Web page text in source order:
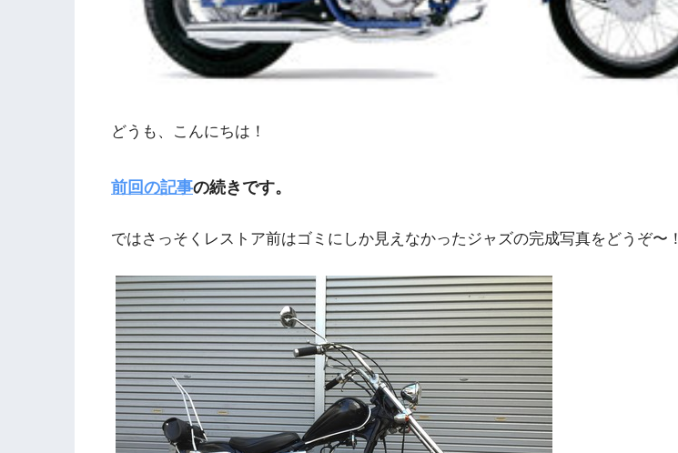
どうも、こんにちは！
前回の記事の続きです。
ではさっそくレストア前はゴミにしか見えなかったジャズの完成写真をどうぞ〜！